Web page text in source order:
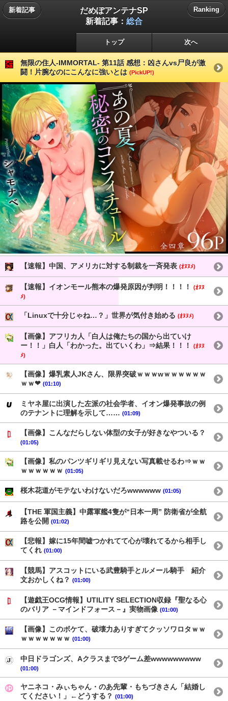
新着記事
だめぽアンテナSP
新着記事： 総合
Ranking
トップ 次へ
無限の住人-IMMORTAL- 第11話 感想：凶さんvs尸良が激
闘！片腕なのにこんなに強いとは (PickUP!)
【速報】中国、アメリカに対する制裁を一斉発表 (ｵﾇﾇﾒ)
【速報】イオンモール熊本の爆発原因が判明！！！！
(ｵﾇﾇ
ﾒ)
「Linuxで十分じゃね…？」世界が気付き始める (ｵﾇﾇﾒ)
【画像】アフリカ人「白人は俺たちの国から出ていけ
ー！！」白人「わかった。出ていくわ」⇒結果！！！
(ｵﾇﾇ
ﾒ)
【画像】爆乳素人JKさん、限界突破ｗｗｗwｗｗｗｗｗｗ
ｗｗ❤ (01:10)
ミヤネ屋に出演した左派の社会学者、イオン爆発事故の例
のテナントに理解を示して…… (01:09)
【画像】こんなだらしない体型の女子が好きなやついる？
(01:05)
【画像】私のパンツギリギリ見えない写真載せるわ⇒ｗｗ
ｗｗｗｗｗｗ (01:05)
桜木花道がモテないわけないだろwwwwww (01:05)
【THE 軍国主義】中露軍艦4隻が“日本一周” 防衛省が全航
路を公開 (01:02)
【悲報】嫁に15年間嘘つかれてて心が壊れてるから相手し
てくれ (01:00)
【競馬】アスコットにいる武豊騎手とルメール騎手 紹介
文おかしくね？ (01:00)
【遊戯王OCG情報】UTILITY SELECTION収録『聖なる心
のバリア －マインドフォース－』実物画像 (01:00)
【画像】このボケて、破壊力ありすぎてクッソワロタｗｗ
ｗｗｗｗｗｗｗ (01:00)
中日ドラゴンズ、Aクラスまで3ゲーム差wwwwwwwww
(01:00)
ヤニネコ・みぃちゃん・のあ先輩・もちづきさん「結婚し
てください！」←どうする？ (01:00)